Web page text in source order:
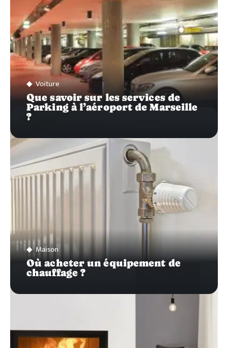
Voiture
Que savoir sur les services de
Parking à l’aéroport de Marseille
?
Maison
Où acheter un équipement de
chauffage ?